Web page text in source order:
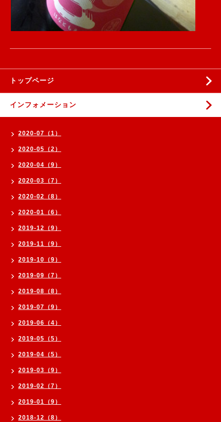
トップページ
インフォメーション
2020-07（1）
2020-05（2）
2020-04（9）
2020-03（7）
2020-02（8）
2020-01（6）
2019-12（9）
2019-11（9）
2019-10（9）
2019-09（7）
2019-08（8）
2019-07（9）
2019-06（4）
2019-05（5）
2019-04（5）
2019-03（9）
2019-02（7）
2019-01（9）
2018-12（8）